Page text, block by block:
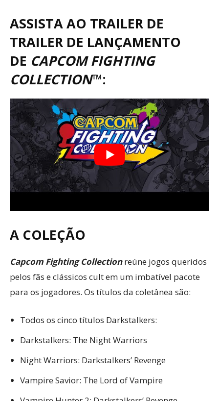
ASSISTA AO TRAILER DE
TRAILER DE LANÇAMENTO
DE CAPCOM FIGHTING
COLLECTION™:
A COLEÇÃO
Capcom Fighting Collectionreúne jogos queridos
pelos fãs e clássicos cult em um imbatível pacote
para os jogadores. Os títulos da coletânea são:
Todos os cinco títulos Darkstalkers:
Darkstalkers: The Night Warriors
Night Warriors: Darkstalkers’ Revenge
Vampire Savior: The Lord of Vampire